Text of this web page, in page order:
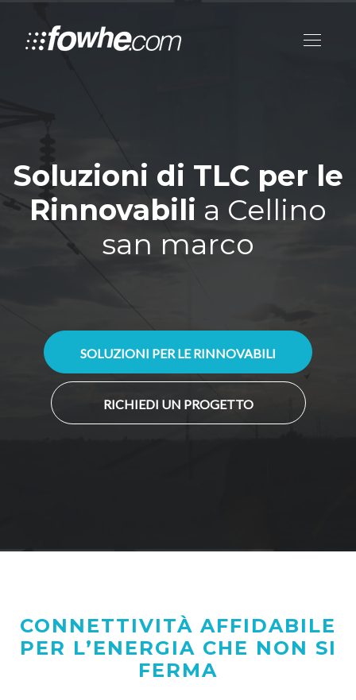
Soluzioni di TLC per le
Rinnovabili a Cellino
san marco
SOLUZIONI PER LE RINNOVABILI
RICHIEDI UN PROGETTO
CONNETTIVITÀ AFFIDABILE
PER L’ENERGIA CHE NON SI
FERMA